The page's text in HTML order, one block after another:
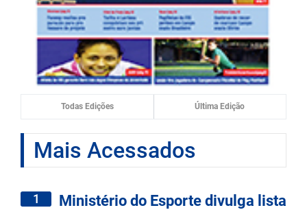
Todas Edições Última Edição
Mais Acessados
1
Ministério do Esporte divulga lista